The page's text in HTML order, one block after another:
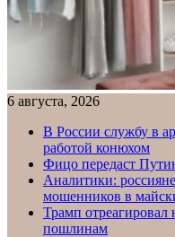
6 августа, 2026
В России службу в
работой конюхом
Фицо передаст
Аналитики:
мошенников в
Трамп
пошлинам